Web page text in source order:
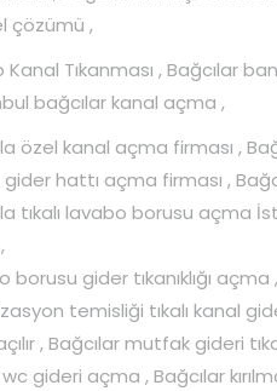
çözümü ,
Kanal Tıkanması , Bağcılar
bağcılar kanal açma ,
özel kanal açma firması ,
gider hattı açma firması ,
tıkalı lavabo borusu açma
borusu gider tıkanıklığı
temisliği tıkalı kanal
, Bağcılar mutfak gideri
gideri açma , Bağcılar